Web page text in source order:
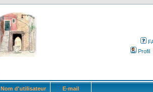
Profil
Nom d'utilisateur E-mail